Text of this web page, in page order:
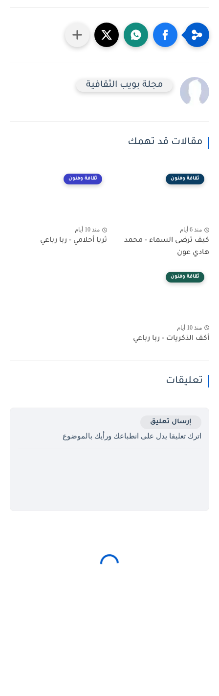
مجلة بويب الثقافية
مقالات قد تهمك
ثقافة وفنون
منذ 6 أيام
كيف ترضى السماء - محمد
هادي عون
ثقافة وفنون
منذ 10 أيام
ثريا أحلامي - ربا رباعي
ثقافة وفنون
منذ 10 أيام
أكف الذكريات - ربا رباعي
تعليقات
إرسال تعليق
اترك تعليقا يدل على انطباعك ورأيك بالموضوع